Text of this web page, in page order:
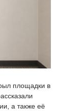
площадки в
а также её